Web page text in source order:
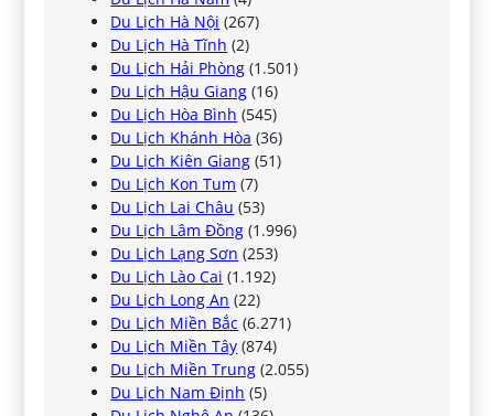
Du Lịch Hà Nội (267)
Du Lịch Hà Tĩnh (2)
Du Lịch Hải Phòng (1.501)
Du Lịch Hậu Giang (16)
Du Lịch Hòa Bình (545)
Du Lịch Khánh Hòa (36)
Du Lịch Kiên Giang (51)
Du Lịch Kon Tum (7)
Du Lịch Lai Châu (53)
Du Lịch Lâm Đồng (1.996)
Du Lịch Lạng Sơn (253)
Du Lịch Lào Cai (1.192)
Du Lịch Long An (22)
Du Lịch Miền Bắc (6.271)
Du Lịch Miền Tây (874)
Du Lịch Miền Trung (2.055)
Du Lịch Nam Định (5)